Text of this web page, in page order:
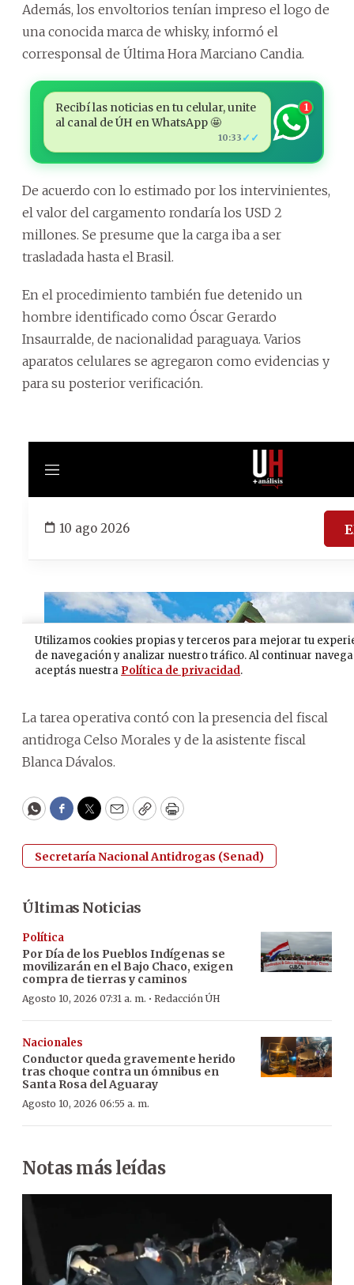
Además, los envoltorios tenían impreso el logo de
una conocida marca de whisky, informó el
corresponsal de Última Hora Marciano Candia.
Recibí las noticias en tu celular, unite
al canal de ÚH en WhatsApp 🤩
10:33 ✓✓
1
De acuerdo con lo estimado por los intervinientes,
el valor del cargamento rondaría los USD 2
millones. Se presume que la carga iba a ser
trasladada hasta el Brasil.
En el procedimiento también fue detenido un
hombre identificado como Óscar Gerardo
Insaurralde, de nacionalidad paraguaya. Varios
aparatos celulares se agregaron como evidencias y
para su posterior verificación.
La tarea operativa contó con la presencia del fiscal
antidroga Celso Morales y de la asistente fiscal
Blanca Dávalos.
WhatsApp
Facebook
Twitter
EmailCopyPrint
Secretaría Nacional Antidrogas (Senad)
Últimas Noticias
Política
Por Día de los Pueblos Indígenas se
movilizarán en el Bajo Chaco, exigen
compra de tierras y caminos
Agosto 10, 2026 07:31 a. m. · Redacción ÚH
Nacionales
Conductor queda gravemente herido
tras choque contra un ómnibus en
Santa Rosa del Aguaray
Agosto 10, 2026 06:55 a. m.
Notas más leídas